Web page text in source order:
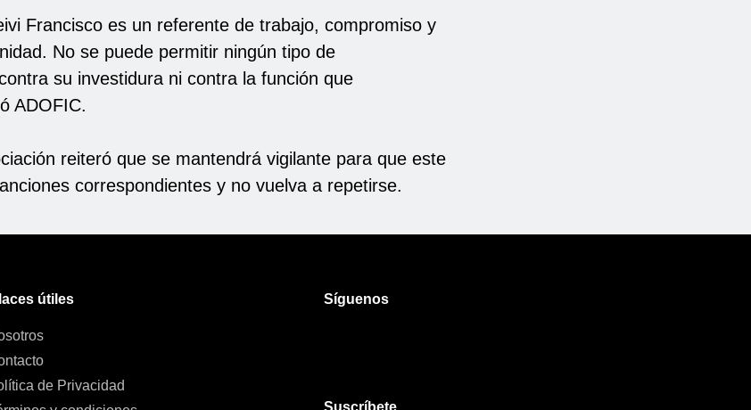
Francisco es un referente de trabajo, compromiso y
No se puede permitir ningún tipo de
su investidura ni contra la función que
ADOFIC.
reiteró que se mantendrá vigilante para que este
correspondientes y no vuelva a repetirse.
útiles
de Privacidad
Síguenos
Suscríbete